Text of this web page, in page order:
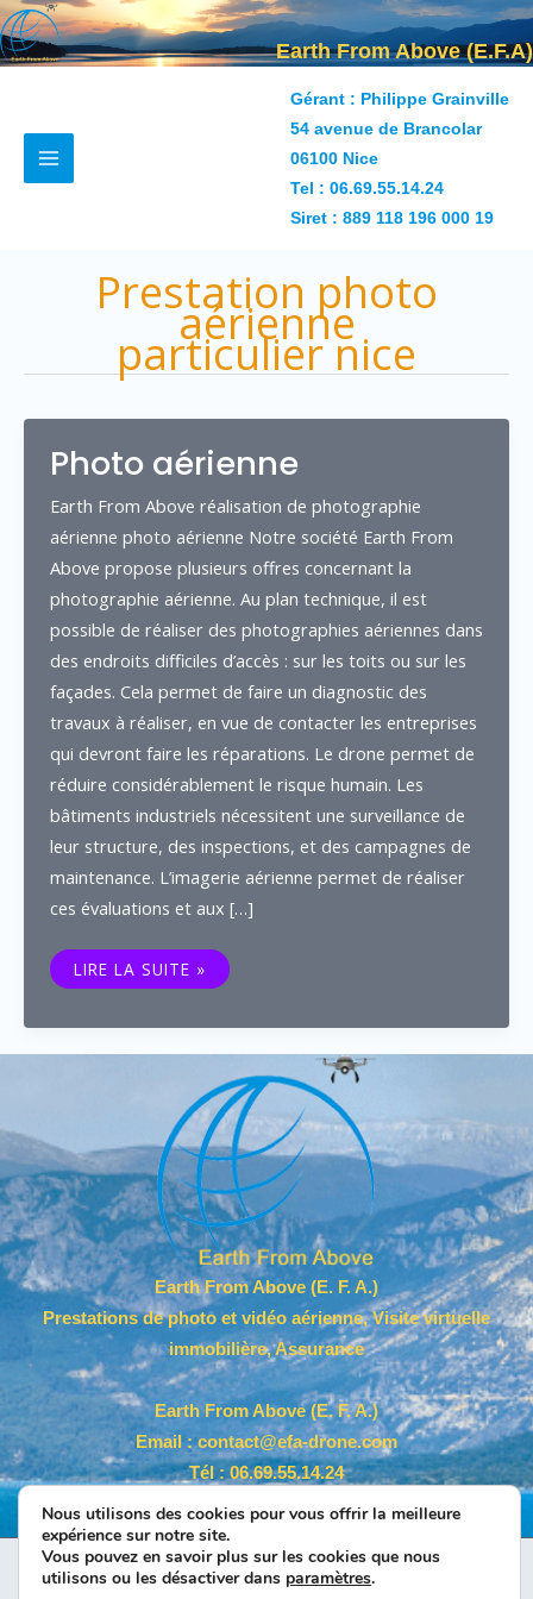
Aller
au
Earth From Above (E.F.A)
Gérant : Philippe Grainville
54 avenue de Brancolar
06100 Nice
Tel : 06.69.55.14.24
Siret : 889 118 196 000 19
Prestation photo
aérienne
particulier nice
Photo aérienne
Earth From Above réalisation de photographie
aérienne photo aérienne Notre société Earth From
Above propose plusieurs offres concernant la
photographie aérienne. Au plan technique, il est
possible de réaliser des photographies aériennes dans
des endroits difficiles d’accès : sur les toits ou sur les
façades. Cela permet de faire un diagnostic des
travaux à réaliser, en vue de contacter les entreprises
qui devront faire les réparations. Le drone permet de
réduire considérablement le risque humain. Les
bâtiments industriels nécessitent une surveillance de
leur structure, des inspections, et des campagnes de
maintenance. L’imagerie aérienne permet de réaliser
ces évaluations et aux […]
PHOTO
AÉRIENNE
LIRE LA SUITE »
Earth From Above (E. F. A.)
Prestations de photo et vidéo aérienne, Visite virtuelle
immobilière, Assurance
Earth From Above (E. F. A.)
Email :contact@efa-drone.com
Tél : 06.69.55.14.24
Siret : 889 118 196 000 19
Accueil Politique de confidentialité Mentions légales
Politique de cookies (EU) Contact
Nous utilisons des cookies pour vous offrir la meilleure
expérience sur notre site.
Vous pouvez en savoir plus sur les cookies que nous
utilisons ou les désactiver dans paramètres.